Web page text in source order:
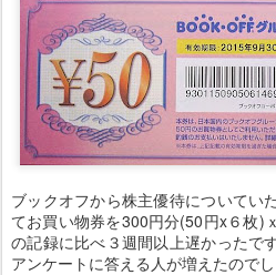
ブックオフから株主優待についてい
てお買い物券を300円分(50円x６枚)
の記録に比べ３週間以上遅かったで
アンケートに答える人が増えたのでし